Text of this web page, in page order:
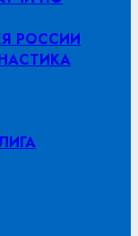
РОССИИ